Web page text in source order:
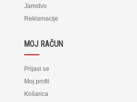
Jamstvo
Reklamacije
MOJ RAČUN
Prijavi se
Moj profil
Košarica